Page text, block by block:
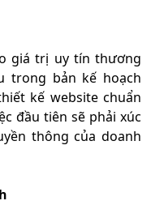
giá trị uy tín thương
trong bản kế hoạch
kế website chuẩn
đầu tiên sẽ phải xúc
thông của doanh